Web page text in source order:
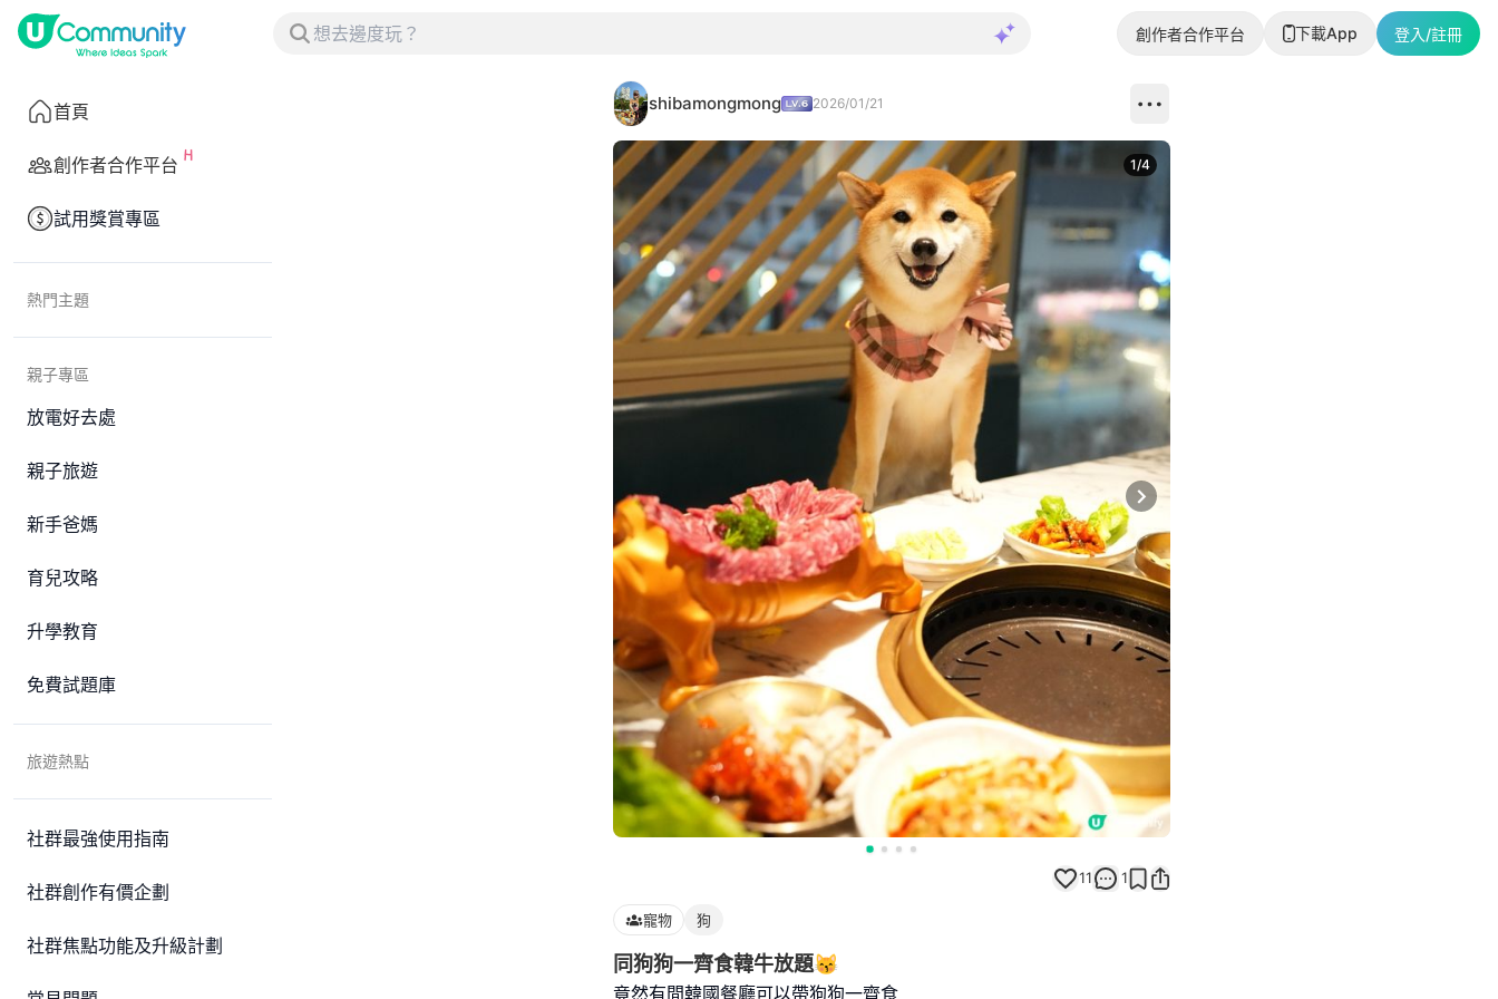
創作者合作平台 下載App 登入/註冊
首頁
創作者合作平台
試用獎賞專區
熱門主題
親子專區
放電好去處
親子旅遊
新手爸媽
育兒攻略
升學教育
免費試題庫
旅遊熱點
社群最強使用指南
社群創作有價企劃
社群焦點功能及升級計劃
shibamongmong 2026/01/21
Next slide
1/4
11 1
寵物 狗
同狗狗一齊食韓牛放題😽
竟然有間韓國餐廳可以帶狗狗一齊食